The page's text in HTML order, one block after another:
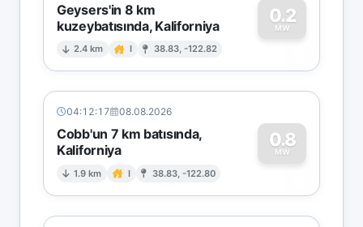
Geysers'in 8 km
kuzeybatısında, Kaliforniya
2.4 km I 38.83, -122.82
0.2
MW
0
04:12:17 08.08.2026
Cobb'un 7 km batısında,
Kaliforniya
1.9 km I 38.83, -122.80
0.8
MW
0